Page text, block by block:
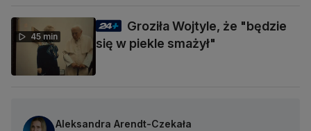
45 min
Groziła Wojtyle, że "będzie
się w piekle smażył"
Aleksandra Arendt-Czekała